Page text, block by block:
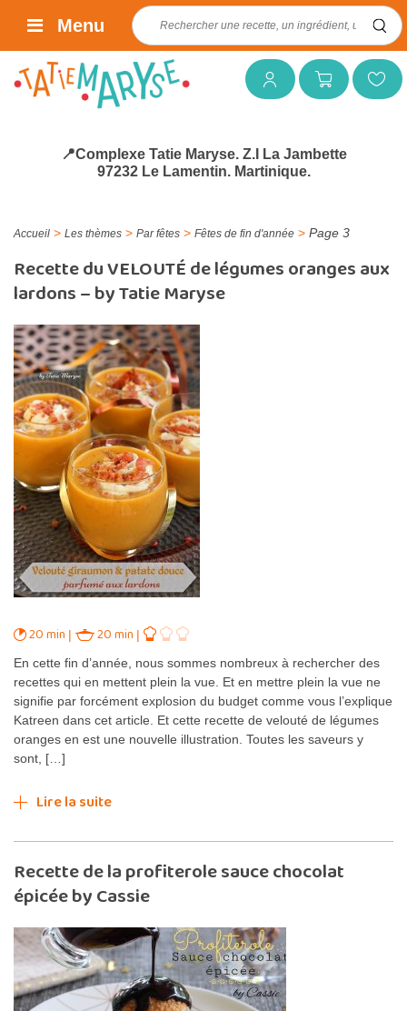
Mon compteMon panierMes favoris
Rechercher :
Menu
📍Complexe Tatie Maryse. Z.I La Jambette
97232 Le Lamentin. Martinique.
Accueil > Les thèmes > Par fêtes > Fêtes de fin d'année > Page 3
Recette du VELOUTÉ de légumes oranges aux
lardons – by Tatie Maryse
20 min 20 min
En cette fin d’année, nous sommes nombreux à rechercher des
recettes qui en mettent plein la vue. Et en mettre plein la vue ne
signifie par forcément explosion du budget comme vous l’explique
Katreen dans cet article. Et cette recette de velouté de légumes
oranges en est une nouvelle illustration. Toutes les saveurs y
sont, […]
Lire la suite
Recette de la profiterole sauce chocolat
épicée by Cassie